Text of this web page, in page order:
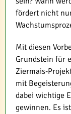
fördert nicht
Mit diesen
Grundstein für
Ziermais-
mit
dabei wichtige
gewinnen. Es